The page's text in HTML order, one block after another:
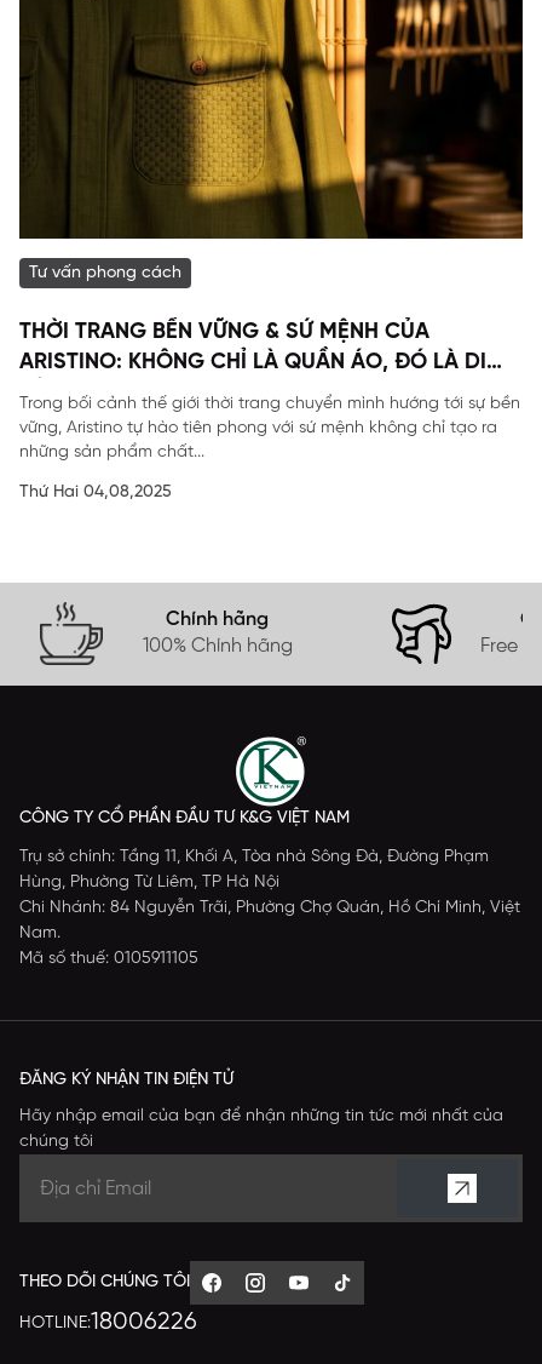
Tư vấn phong cách
THỜI TRANG BỀN VỮNG & SỨ MỆNH CỦA
ARISTINO: KHÔNG CHỈ LÀ QUẦN ÁO, ĐÓ LÀ DI
SẢN
Trong bối cảnh thế giới thời trang chuyển mình hướng tới sự bền
vững, Aristino tự hào tiên phong với sứ mệnh không chỉ tạo ra
những sản phẩm chất...
Thứ Hai 04,08,2025
Chính hãng
100% Chính hãng
Free
CÔNG TY CỔ PHẦN ĐẦU TƯ K&G VIỆT NAM
Trụ sở chính: Tầng 11, Khối A, Tòa nhà Sông Đà, Đường Phạm
Hùng, Phường Từ Liêm, TP Hà Nội
Chi Nhánh: 84 Nguyễn Trãi, Phường Chợ Quán, Hồ Chí Minh, Việt
Nam.
Mã số thuế: 0105911105
ĐĂNG KÝ NHẬN TIN ĐIỆN TỬ
Hãy nhập email của bạn để nhận những tin tức mới nhất của
chúng tôi
THEO DÕI CHÚNG TÔI
HOTLINE:18006226